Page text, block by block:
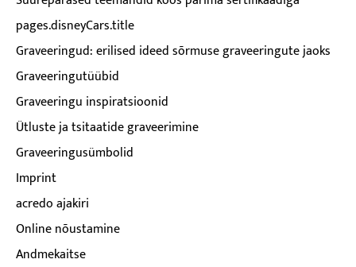
pages.disneyCars.title
Graveeringud: erilised ideed sõrmuse graveeringute jaoks
Graveeringutüübid
Graveeringu inspiratsioonid
Ütluste ja tsitaatide graveerimine
Graveeringusümbolid
Imprint
acredo ajakiri
Online nõustamine
Andmekaitse